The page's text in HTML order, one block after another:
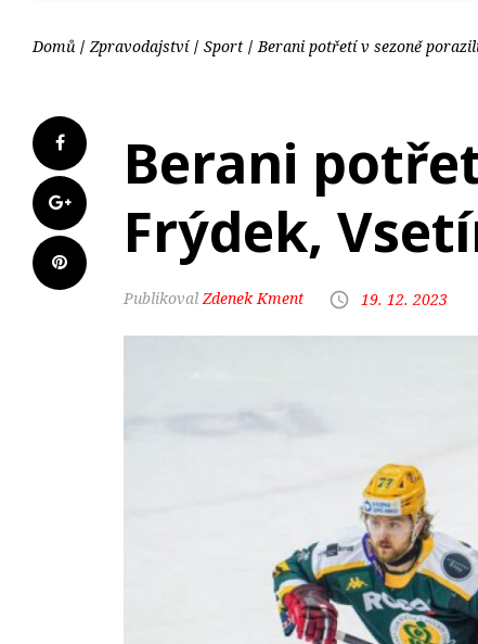
Domů Zpravodajství Sport Berani potřetí v sezoně
Berani
Frýdek,
Zdenek Kment 19. 12. 2023